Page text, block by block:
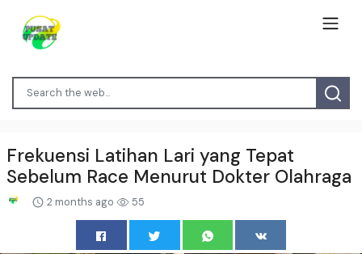
Frekuensi Latihan Lari yang Tepat
Sebelum Race Menurut Dokter Olahraga
2 months ago 55